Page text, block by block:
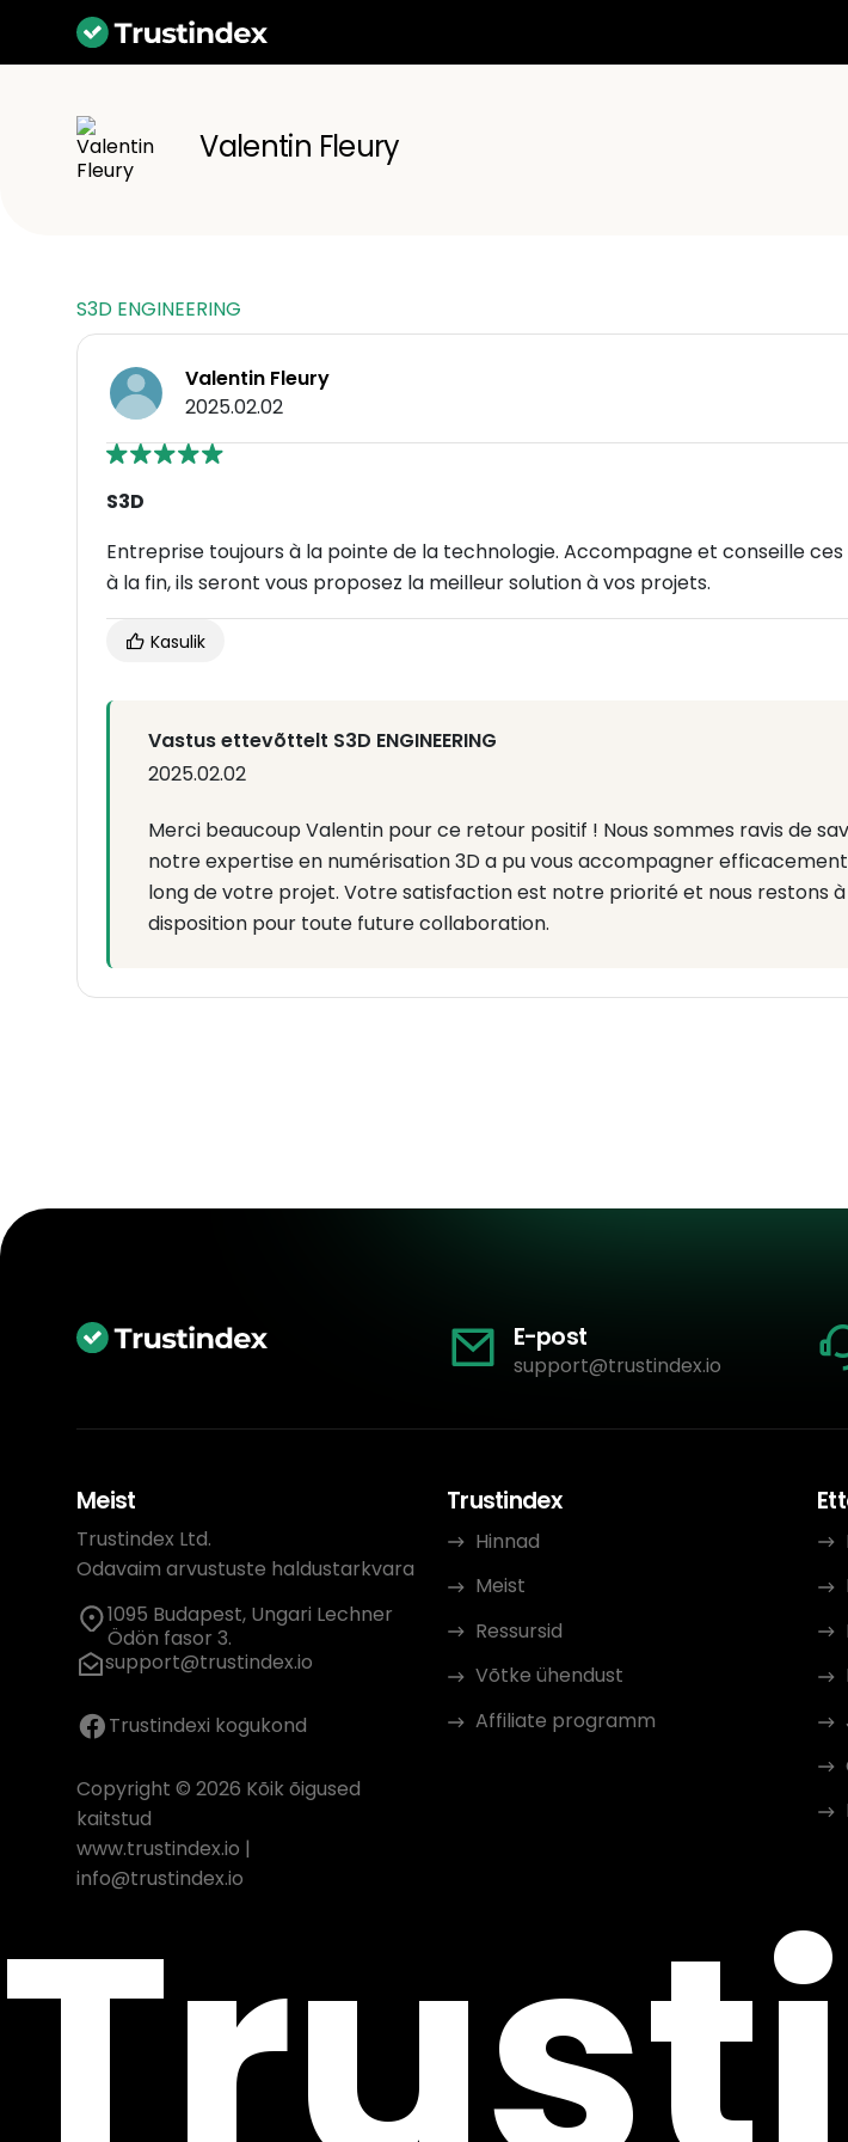
Valentin Fleury
S3D ENGINEERING
Valentin Fleury
2025.02.02
S3D
Entreprise toujours à la pointe de la technologie. Accompagne et conseille
à la fin, ils seront vous proposez la meilleur solution à vos projets.
Kasulik
Vastus ettevõttelt S3D ENGINEERING
2025.02.02
Merci beaucoup Valentin pour ce retour positif ! Nous sommes ravis de
notre expertise en numérisation 3D a pu vous accompagner
long de votre projet. Votre satisfaction est notre priorité et nous restons
disposition pour toute future collaboration.
E-post
support@trustindex.io
Meist
Trustindex Ltd.
Odavaim arvustuste haldustarkvara
1095 Budapest, Ungari Lechner
Ödön fasor 3.
support@trustindex.io
Trustindexi kogukond
Copyright © 2026 Kõik õigused
kaitstud
www.trustindex.io |
info@trustindex.io
Trustindex
Hinnad
Meist
Ressursid
Võtke ühendust
Affiliate programm